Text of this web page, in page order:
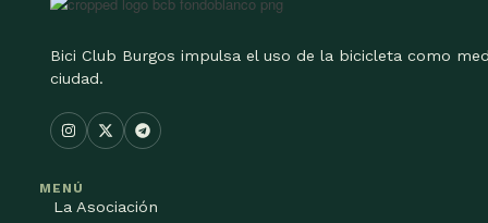
Bici Club Burgos impulsa el uso de la bicicleta como
ciudad.
MENÚ
La Asociación